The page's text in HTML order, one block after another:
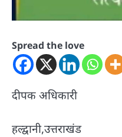
Spread the love
दीपक अधिकारी
हल्द्वानी,उत्तराखंड